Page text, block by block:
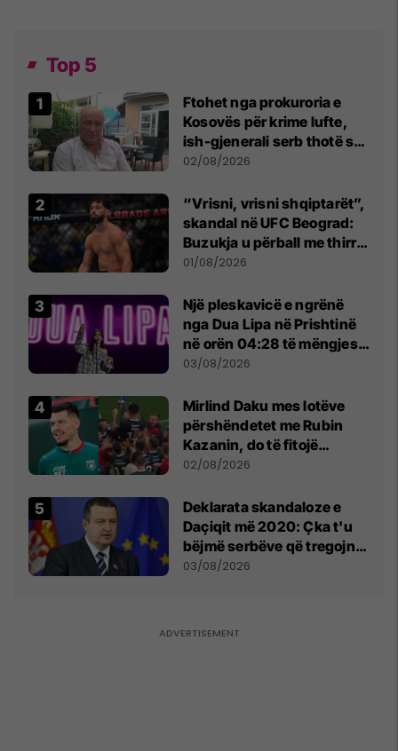
Top 5
Ftohet nga prokuroria e
Kosovës për krime lufte,
ish-gjenerali serb thotë se
dikush e tradhtoi në
02/08/2026
“Vrisni, vrisni shqiptarët”,
skandal në UFC Beograd:
Buzukja u përball me thirrje
anti-shqiptare nga
01/08/2026
Një pleskavicë e ngrënë
nga Dua Lipa në Prishtinë
në orën 04:28 të mëngjesit
- dhe bota digjitale serbe
03/08/2026
Mirlind Daku mes lotëve
përshëndetet me Rubin
Kazanin, do të fitojë
miliona te Spartak Moska
02/08/2026
​Deklarata skandaloze e
Daçiqit më 2020: Çka t'u
bëjmë serbëve që tregojnë
ku janë varrosur shqiptarët
03/08/2026